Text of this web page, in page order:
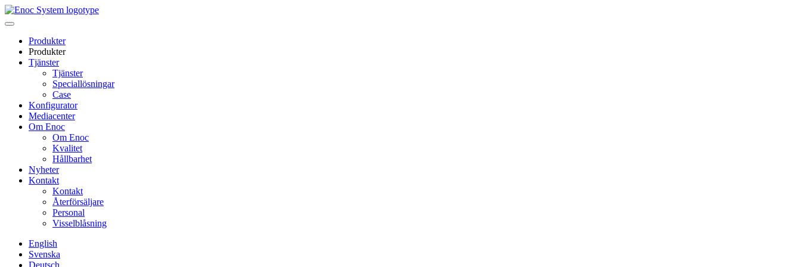
Skip
to
Produkter
Produkter
Tjänster
Tjänster
Speciallösningar
Case
Konfigurator
Mediacenter
Om Enoc
Om Enoc
Kvalitet
Hållbarhet
Nyheter
Kontakt
Kontakt
Återförsäljare
Personal
Visselblåsning
English
Svenska
Deutsch